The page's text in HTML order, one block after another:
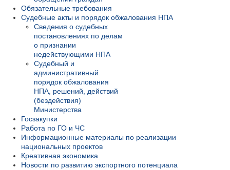
Обязательные требования
Судебные акты и порядок обжалования НПА
Сведения о судебных
постановлениях по делам
о признании
недействующими НПА
Судебный и
административный
порядок обжалования
НПА, решений, действий
(бездействия)
Министерства
Госзакупки
Работа по ГО и ЧС
Информационные материалы по реализации
национальных проектов
Креативная экономика
Новости по развитию экспортного потенциала